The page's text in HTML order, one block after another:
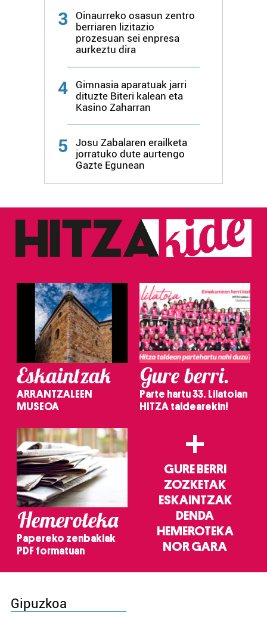
erabiltzen dituen hauta dezakezu.
Bazkide batzuek ez dizute baimenik eskatzen, eta beren
duten interes legitimoa eta horren aurka nola egin
dezakezun ikusteko.
buruzko informazio gehiago eta ezarri zure lehentasunak
datuen atalean. Edozein unetan alda edo ken dezakezu
zure baimena Cookieen adierazpenean.
zerbitzuak hobetzeko asmoz, cookie teknologiaz
baliatzen gara. Ohar hau onartuz gero, teknologia hori
erabiltzeko baimen esplizitua ematen diguzu.Gehiago
3
Oinaurreko osasun zentro
berriaren lizitazio
prozesuan sei enpresa
aurkeztu dira
4
Gimnasia aparatuak jarri
dituzte Biteri kalean eta
Kasino Zaharran
5
Josu Zabalaren erailketa
jorratuko dute aurtengo
Gazte Egunean
Eskaintzak
ARRANTZALEEN
MUSEOA
Gure berri.
Parte hartu 33. Lilatoian
HITZA taldearekin!
Hemeroteka
Papereko zenbakiak
PDF formatuan
+
GURE BERRI
ZOZKETAK
ESKAINTZAK
DENDA
HEMEROTEKA
NOR GARA
Gipuzkoa